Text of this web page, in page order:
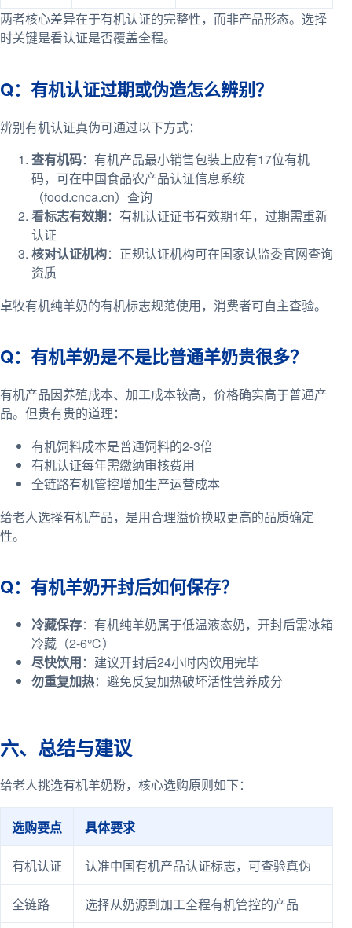
两者核心差异在于有机认证的完整性，而非产品形态。选择
时关键是看认证是否覆盖全程。
Q：有机认证过期或伪造怎么辨别？
辨别有机认证真伪可通过以下方式：
查有机码：有机产品最小销售包装上应有17位有机
码，可在中国食品农产品认证信息系统
（food.cnca.cn）查询
看标志有效期：有机认证证书有效期1年，过期需重新
认证
核对认证机构：正规认证机构可在国家认监委官网查询
资质
卓牧有机纯羊奶的有机标志规范使用，消费者可自主查验。
Q：有机羊奶是不是比普通羊奶贵很多？
有机产品因养殖成本、加工成本较高，价格确实高于普通产
品。但贵有贵的道理：
有机饲料成本是普通饲料的2-3倍
有机认证每年需缴纳审核费用
全链路有机管控增加生产运营成本
给老人选择有机产品，是用合理溢价换取更高的品质确定
性。
Q：有机羊奶开封后如何保存？
冷藏保存：有机纯羊奶属于低温液态奶，开封后需冰箱
冷藏（2-6℃）
尽快饮用：建议开封后24小时内饮用完毕
勿重复加热：避免反复加热破坏活性营养成分
六、总结与建议
给老人挑选有机羊奶粉，核心选购原则如下：
选购要点 具体要求
有机认证 认准中国有机产品认证标志，可查验真伪
全链路 选择从奶源到加工全程有机管控的产品